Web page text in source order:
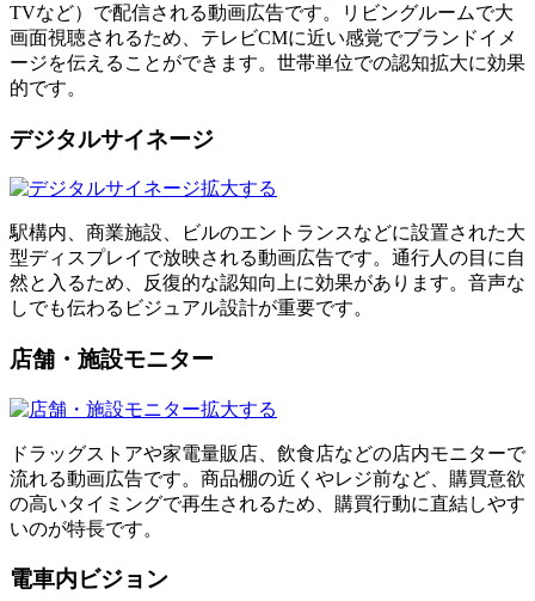
TVなど）で配信される動画広告です。リビングルームで大
画面視聴されるため、テレビCMに近い感覚でブランドイメ
ージを伝えることができます。世帯単位での認知拡大に効果
的です。
デジタルサイネージ
拡大する
駅構内、商業施設、ビルのエントランスなどに設置された大
型ディスプレイで放映される動画広告です。通行人の目に自
然と入るため、反復的な認知向上に効果があります。音声な
しでも伝わるビジュアル設計が重要です。
店舗・施設モニター
拡大する
ドラッグストアや家電量販店、飲食店などの店内モニターで
流れる動画広告です。商品棚の近くやレジ前など、購買意欲
の高いタイミングで再生されるため、購買行動に直結しやす
いのが特長です。
電車内ビジョン